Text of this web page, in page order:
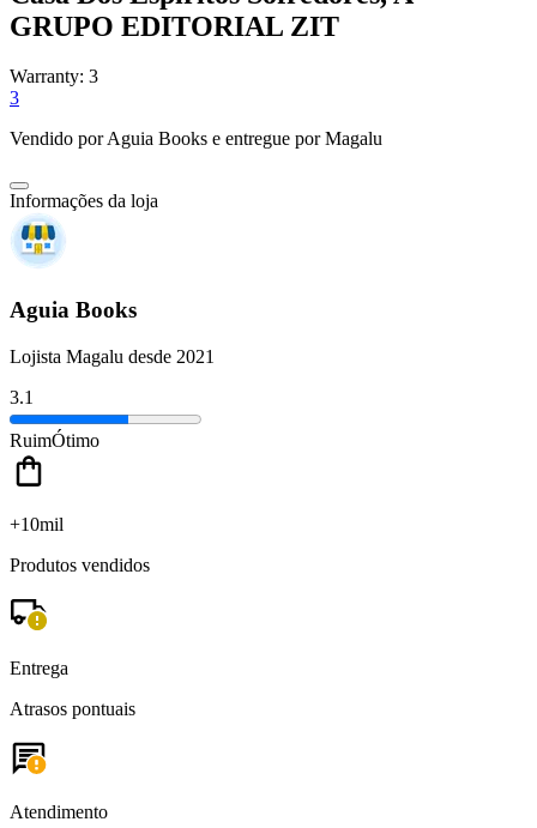
GRUPO EDITORIAL ZIT
Warranty: 3
3
Vendido porAguia Books e entregue por Magalu
Informações da loja
Aguia Books
Lojista Magalu desde 2021
3.1
RuimÓtimo
+10mil
Produtos vendidos
Entrega
Atrasos pontuais
Atendimento